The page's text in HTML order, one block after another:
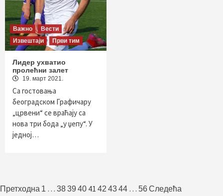
Важно
Вести
Извештаји
Први тим
Лидер ухватио
пролећни залет
19. март 2021.
Са гостовања
београдском Графичару
„црвени“ се враћају са
нова три бода „у џепу“. У
једној…
Пагинација
Претходна 1 … 3839 40 41 42 4344 … 56Следећа